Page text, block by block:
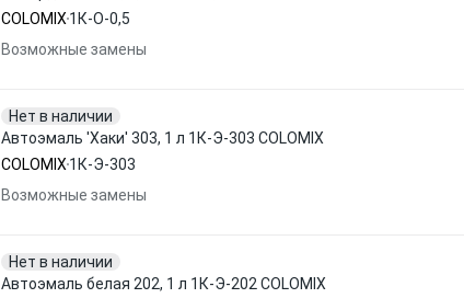
COLOMIX 1К-О-0,5
Возможные замены
Нет в наличии
Автоэмаль 'Хаки' 303, 1 л 1К-Э-303 COLOMIX
COLOMIX 1К-Э-303
Возможные замены
Нет в наличии
Автоэмаль белая 202, 1 л 1К-Э-202 COLOMIX